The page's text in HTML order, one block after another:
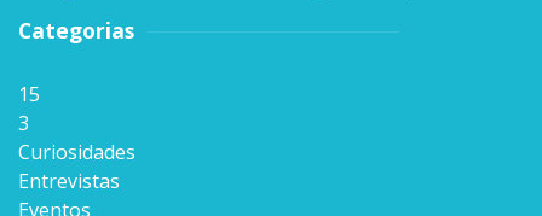
Categorias
15
3
Curiosidades
Entrevistas
Eventos